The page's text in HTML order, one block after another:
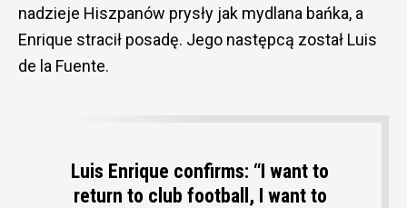
nadzieje Hiszpanów prysły jak mydlana bańka, a
Enrique stracił posadę. Jego następcą został Luis
de la Fuente.
Luis Enrique confirms: “I want to
return to club football, I want to